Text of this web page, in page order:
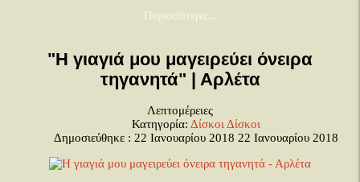
Περισσότερα...
"Η γιαγιά μου μαγειρεύει όνειρα
τηγανητά" | Αρλέτα
Λεπτομέρειες
Κατηγορία: ΔίσκοιΔίσκοι
Δημοσιεύθηκε : 22 Ιανουαρίου 2018 22 Ιανουαρίου 2018